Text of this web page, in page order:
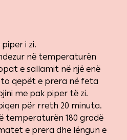
i zi.
në temperaturën
e sallamit në një enë
to qepët e prera në feta
me pak piper të zi.
për rreth 20 minuta.
temperaturën 180 gradë
e prera dhe lëngun e